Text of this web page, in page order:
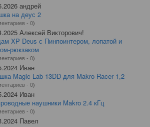
андрей
на деус 2
- 0)
Алексей Викторович!
XP Deus с Пинпоинтером, лопатой и
рюкзаком
- 0)
Иван
Magic Lab 13DD для Makro Racer 1,2
- 0)
Иван
наушники Makro 2.4 кГц
- 0)
Павел